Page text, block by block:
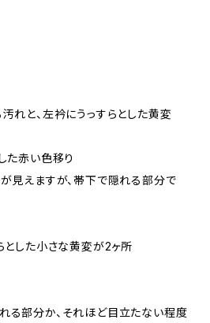
れと、左衿にうっすらとした黄変
た赤い色移り
見えますが、帯下で隠れる部分で
とした小さな黄変が2ヶ所
部分か、それほど目立たない程度